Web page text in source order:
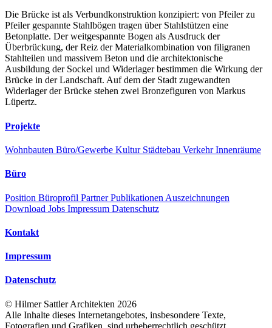
Die Brücke ist als Verbundkonstruktion konzipiert: von Pfeiler zu
Pfeiler gespannte Stahlbögen tragen über Stahlstützen eine
Betonplatte. Der weitgespannte Bogen als Ausdruck der
Überbrückung, der Reiz der Materialkombination von filigranen
Stahlteilen und massivem Beton und die architektonische
Ausbildung der Sockel und Widerlager bestimmen die Wirkung der
Brücke in der Landschaft. Auf dem der Stadt zugewandten
Widerlager der Brücke stehen zwei Bronzefiguren von Markus
Lüpertz.
Projekte
Wohnbauten Büro/Gewerbe Kultur Städtebau VerkehrInnenräume
Büro
Position Büroprofil PartnerPublikationen Auszeichnungen
Download Jobs Impressum Datenschutz
Kontakt
Impressum
Datenschutz
© Hilmer Sattler Architekten 2026
Alle Inhalte dieses Internetangebotes, insbesondere Texte,
Fotografien und Grafiken, sind urheberrechtlich geschützt